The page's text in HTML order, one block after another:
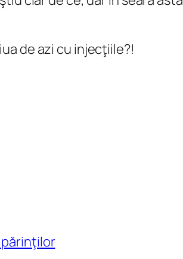
de azi cu injecţiile?!
părinţilor